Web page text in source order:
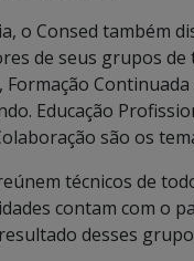
o Consed também
de seus grupos
Educação
são os
técnicos de
contam com o
desses